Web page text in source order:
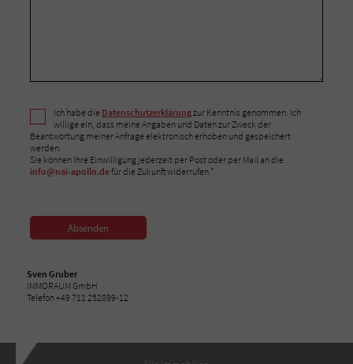
Ich habe die Datenschutzerklärungzur Kenntnis genommen. Ich
willige ein, dass meine Angaben und Daten zur Zweck der
Beantwortung meiner Anfrage elektronisch erhoben und gespeichert
werden.
Sie können Ihre Einwilligung jederzeit per Post oder per Mail an die
info@nai-apollo.defür die Zukunft widerrufen.*
Absenden
Sven Gruber
IMMORAUM GmbH
Telefon +49 711 252899-12